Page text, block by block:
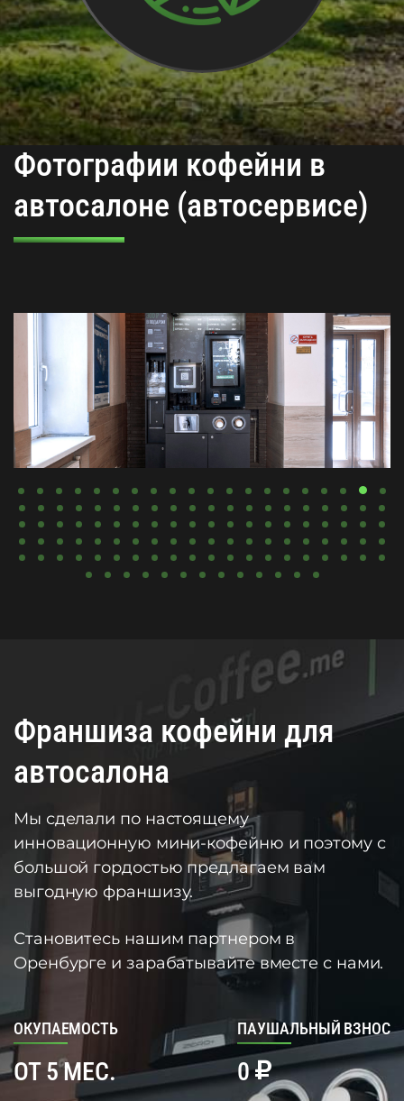
Фотографии кофейни в
автосалоне (автосервисе)
Франшиза кофейни для
автосалона
Мы сделали по настоящему
инновационную мини-кофейню и поэтому с
большой гордостью предлагаем вам
выгодную франшизу.
Становитесь нашим партнером в
Оренбурге и зарабатывайте вместе с нами.
ОКУПАЕМОСТЬ
ОТ 5 МЕС.
ПАУШАЛЬНЫЙ ВЗНОС
0